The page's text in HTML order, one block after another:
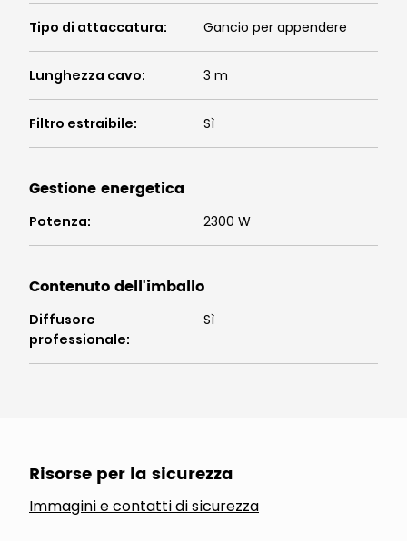
Tipo di attaccatura: Gancio per appendere
Lunghezza cavo: 3 m
Filtro estraibile: Sì
Gestione energetica
Potenza: 2300 W
Contenuto dell'imballo
Diffusore
professionale:
Sì
Risorse per la sicurezza
Immagini e contatti di sicurezza